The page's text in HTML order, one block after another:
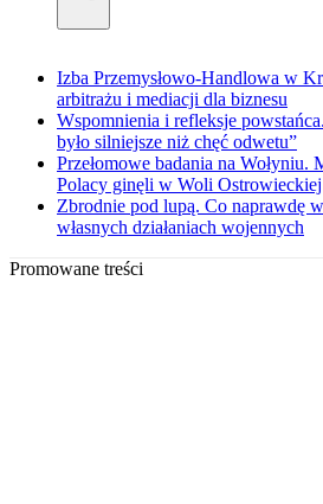
Izba Przemysłowo-Handlowa w
arbitrażu i mediacji dla biznesu
Wspomnienia i refleksje
było silniejsze niż chęć odwetu”
Przełomowe badania na Wołyniu.
Polacy ginęli w Woli Ostrowieckiej
Zbrodnie pod lupą. Co naprawdę
własnych działaniach wojennych
Promowane treści